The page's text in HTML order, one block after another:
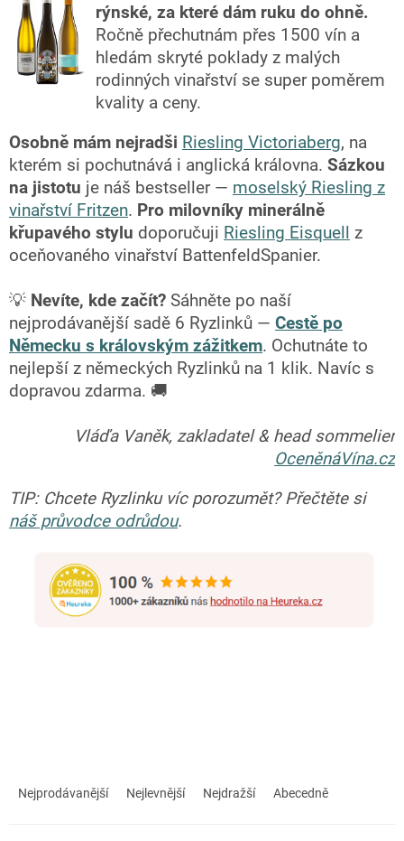
rýnské, za které dám ruku do ohně.
Ročně přechutnám přes 1500 vín a
hledám skryté poklady z malých
rodinných vinařství se super poměrem
kvality a ceny.
Osobně mám nejradši Riesling Victoriaberg, na
kterém si pochutnává i anglická královna. Sázkou
na jistotu je náš bestseller — moselský Riesling z
vinařství Fritzen. Pro milovníky minerálně
křupavého stylu doporučuji Riesling Eisquell
z
oceňovaného vinařství BattenfeldSpanier.
💡 Nevíte, kde začít? Sáhněte po naší
nejprodávanější sadě 6 Ryzlinků — Cestě po
Německu s královským zážitkem. Ochutnáte to
nejlepší z německých Ryzlinků na 1 klik. Navíc s
dopravou zdarma. 🚚
Vláďa Vaněk, zakladatel & head sommelier
OceněnáVína.cz
TIP: Chcete Ryzlinku víc porozumět? Přečtěte si
náš průvodce odrůdou.
Nejprodávanější Nejlevnější Nejdražší Abecedně